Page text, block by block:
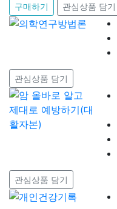
구매하기 관심상품 담기
관심상품 담기
관심상품 담기